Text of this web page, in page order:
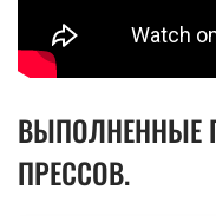
ВЫПОЛНЕННЫЕ
ПРЕССОВ.